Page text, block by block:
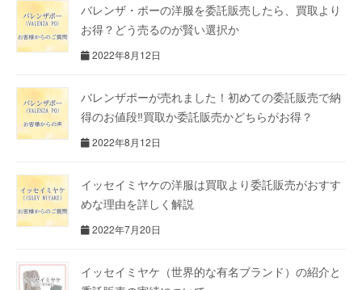
バレンザ・ポーの洋服を委託販売したら、買取より
お得？どう売るのが賢い選択か
2022年8月12日
バレンザポーが売れました！初めての委託販売で納
得のお値段‼買取か委託販売かどちらがお得？
2022年8月12日
イッセイミヤケの洋服は買取より委託販売がおすす
めな理由を詳しく解説
2022年7月20日
イッセイミヤケ（世界的な有名ブランド）の紹介と